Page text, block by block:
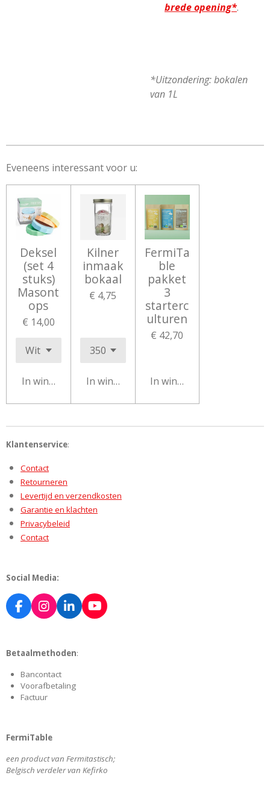
brede opening*.
*Uitzondering: bokalen
van 1L
Eveneens interessant voor u:
Deksel
(set 4
stuks)
Masont
ops
€ 14,00
In winkelwagen
Kilner
inmaak
bokaal
€ 4,75
In winkelwagen
FermiTa
ble
pakket
3
starterc
ulturen
€ 42,70
In winkelwagen
Klantenservice:
Contact
Retourneren
Levertijd en verzendkosten
Garantie en klachten
Privacybeleid
Contact
Social Media:
F
a
b
o
k
I
n
a
r
a
m
L
i
e
n
Y
o
Betaalmethoden:
Bancontact
Voorafbetaling
Factuur
FermiTable
een product van Fermitastisch;
Belgisch verdeler van Kefirko